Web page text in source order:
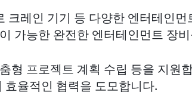
크레인 기기 등 다양한 엔터테인
가능한 완전한 엔터테인먼트 장
형 프로젝트 계획 수립 등을 지원
율적인 협력을 도모합니다.